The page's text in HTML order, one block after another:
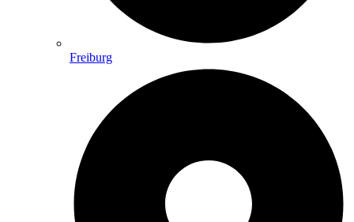
Freiburg